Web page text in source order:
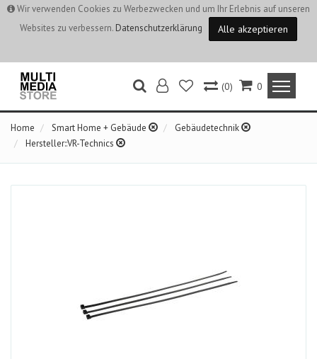
Wir verwenden Cookies zu Werbezwecken und um Ihr Erlebnis auf unseren
Websites zu verbessern. Datenschutzerklärung Alle akzeptieren
0
(0)
Home Smart Home + Gebäude
Gebäudetechnik
Hersteller::VR-Technics